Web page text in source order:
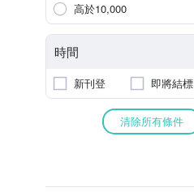
高於10,000
時間
新刊登 即將結標
清除所有條件